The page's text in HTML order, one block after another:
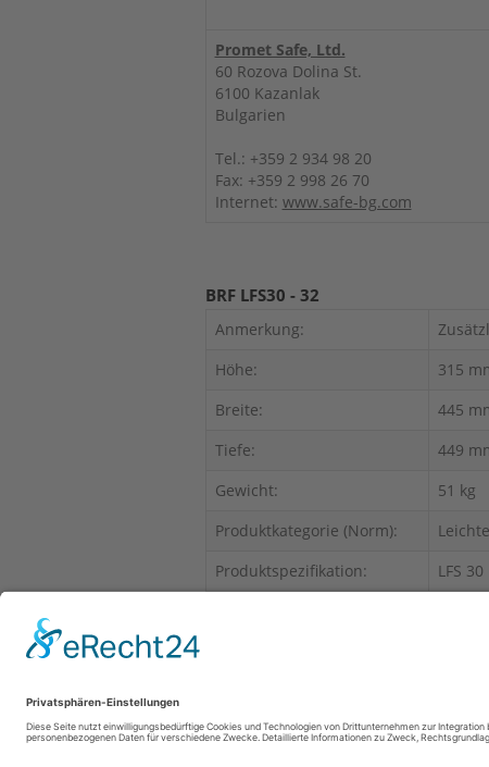
Promet Safe, Ltd.
60 Rozova Dolina St.
6100 Kazanlak
Bulgarien
Tel.: +359 2 934 98 20
Fax: +359 2 998 26 70
Internet: www.safe-bg.com
BRF LFS30 - 32
Anmerkung:
Höhe:
315
Breite:
445
Tiefe:
449
Gewicht:
51 kg
Produktkategorie (Norm):
Produktspezifikation:
LFS 30